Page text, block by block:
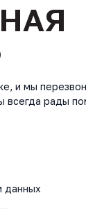
и мы
рады
данных